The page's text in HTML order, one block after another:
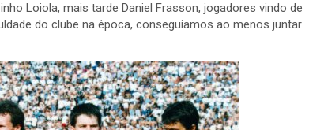
Loiola, mais tarde Daniel Frasson, jogadores vindo de
do clube na época, conseguíamos ao menos juntar